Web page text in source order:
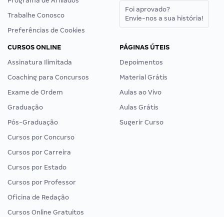
Trabalhe Conosco
Preferências de Cookies
Foi aprovado?
Envie-nos a sua história!
CURSOS ONLINE
Assinatura Ilimitada
Coaching para Concursos
Exame de Ordem
Graduação
Pós-Graduação
Cursos por Concurso
Cursos por Carreira
Cursos por Estado
Cursos por Professor
Oficina de Redação
Cursos Online Gratuitos
PÁGINAS ÚTEIS
Depoimentos
Material Grátis
Aulas ao Vivo
Aulas Grátis
Sugerir Curso